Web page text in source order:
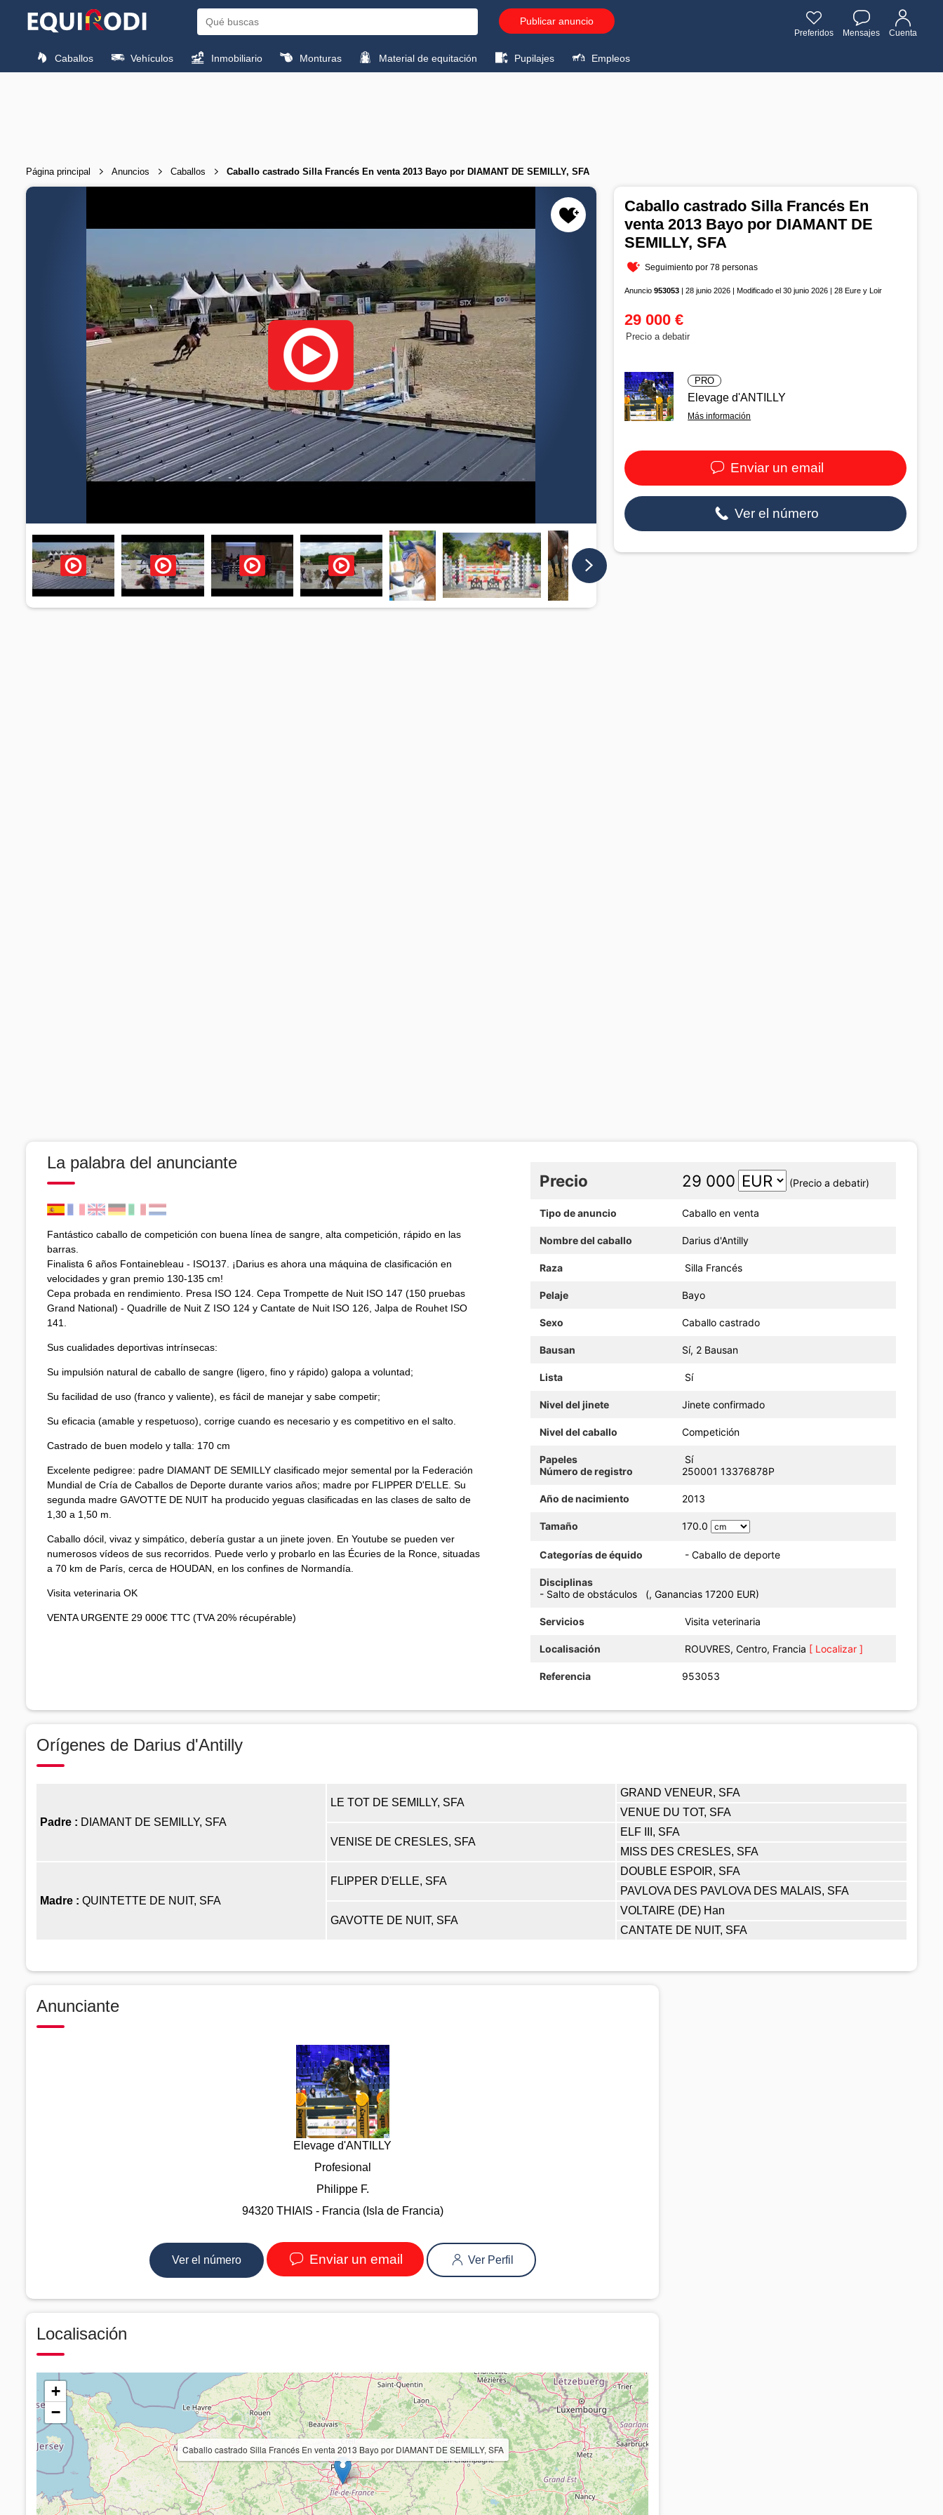
Publicar anuncio
Preferidos Mensajes Cuenta
Caballos Vehículos Inmobiliario Monturas Material de equitación Pupilajes Empleos
Página principal Anuncios Caballos Caballo castrado Silla Francés En venta 2013 Bayo por DIAMANT DE SEMILLY, SFA
Caballo castrado Silla Francés En
venta 2013 Bayo por DIAMANT DE
SEMILLY, SFA
Seguimiento por 78 personas
Anuncio953053 | 28 junio 2026 | Modificado el 30 junio 2026 | 28 Eure y Loir
29 000 €
Precio a debatir
PRO
Elevage d'ANTILLY
Más información
Enviar un email
Ver el número
La palabra del anunciante
Fantástico caballo de competición con buena línea de sangre, alta competición, rápido en las
barras.
Finalista 6 años Fontainebleau - ISO137. ¡Darius es ahora una máquina de clasificación en
velocidades y gran premio 130-135 cm!
Cepa probada en rendimiento. Presa ISO 124. Cepa Trompette de Nuit ISO 147 (150 pruebas
Grand National) - Quadrille de Nuit Z ISO 124 y Cantate de Nuit ISO 126, Jalpa de Rouhet ISO
141.
Sus cualidades deportivas intrínsecas:
Su impulsión natural de caballo de sangre (ligero, fino y rápido) galopa a voluntad;
Su facilidad de uso (franco y valiente), es fácil de manejar y sabe competir;
Su eficacia (amable y respetuoso), corrige cuando es necesario y es competitivo en el salto.
Castrado de buen modelo y talla: 170 cm
Excelente pedigree: padre DIAMANT DE SEMILLY clasificado mejor semental por la Federación
Mundial de Cría de Caballos de Deporte durante varios años; madre por FLIPPER D'ELLE. Su
segunda madre GAVOTTE DE NUIT ha producido yeguas clasificadas en las clases de salto de
1,30 a 1,50 m.
Caballo dócil, vivaz y simpático, debería gustar a un jinete joven. En Youtube se pueden ver
numerosos vídeos de sus recorridos. Puede verlo y probarlo en las Écuries de la Ronce, situadas
a 70 km de París, cerca de HOUDAN, en los confines de Normandía.
Visita veterinaria OK
VENTA URGENTE 29 000€ TTC (TVA 20% récupérable)
Precio 29 000 (Precio a debatir)
Tipo de anuncio Caballo en venta
Nombre del caballo Darius d'Antilly
Raza Silla Francés
Pelaje Bayo
Sexo Caballo castrado
Bausan Sí, 2 Bausan
Lista Sí
Nivel del jinete Jinete confirmado
Nivel del caballo Competición
Papeles
Sí
Número de registro
250001 13376878P
Año de nacimiento 2013
Tamaño 170.0
Categorías de équido - Caballo de deporte
Disciplinas
- Salto de obstáculos (, Ganancias 17200 EUR)
Servicios Visita veterinaria
Localisación ROUVRES, Centro, Francia [ Localizar ]
Referencia 953053
Orígenes de Darius d'Antilly
Padre : DIAMANT DE SEMILLY, SFA
LE TOT DE SEMILLY, SFA
GRAND VENEUR, SFA
VENUE DU TOT, SFA
VENISE DE CRESLES, SFA
ELF III, SFA
MISS DES CRESLES, SFA
Madre : QUINTETTE DE NUIT, SFA
FLIPPER D'ELLE, SFA
DOUBLE ESPOIR, SFA
PAVLOVA DES PAVLOVA DES MALAIS, SFA
GAVOTTE DE NUIT, SFA
VOLTAIRE (DE) Han
CANTATE DE NUIT, SFA
Anunciante
Elevage d'ANTILLY
Profesional
Philippe F.
94320 THIAIS - Francia (Isla de Francia)
Ver el número Enviar un email Ver Perfil
Localisación
Caballo castrado Silla Francés En venta 2013 Bayo por DIAMANT DE SEMILLY, SFA
+
−